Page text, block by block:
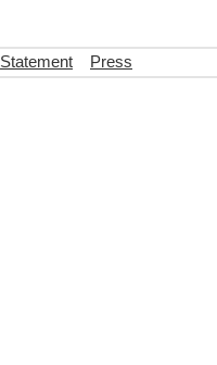
Statement Press